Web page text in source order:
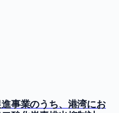
事業のうち、港湾にお